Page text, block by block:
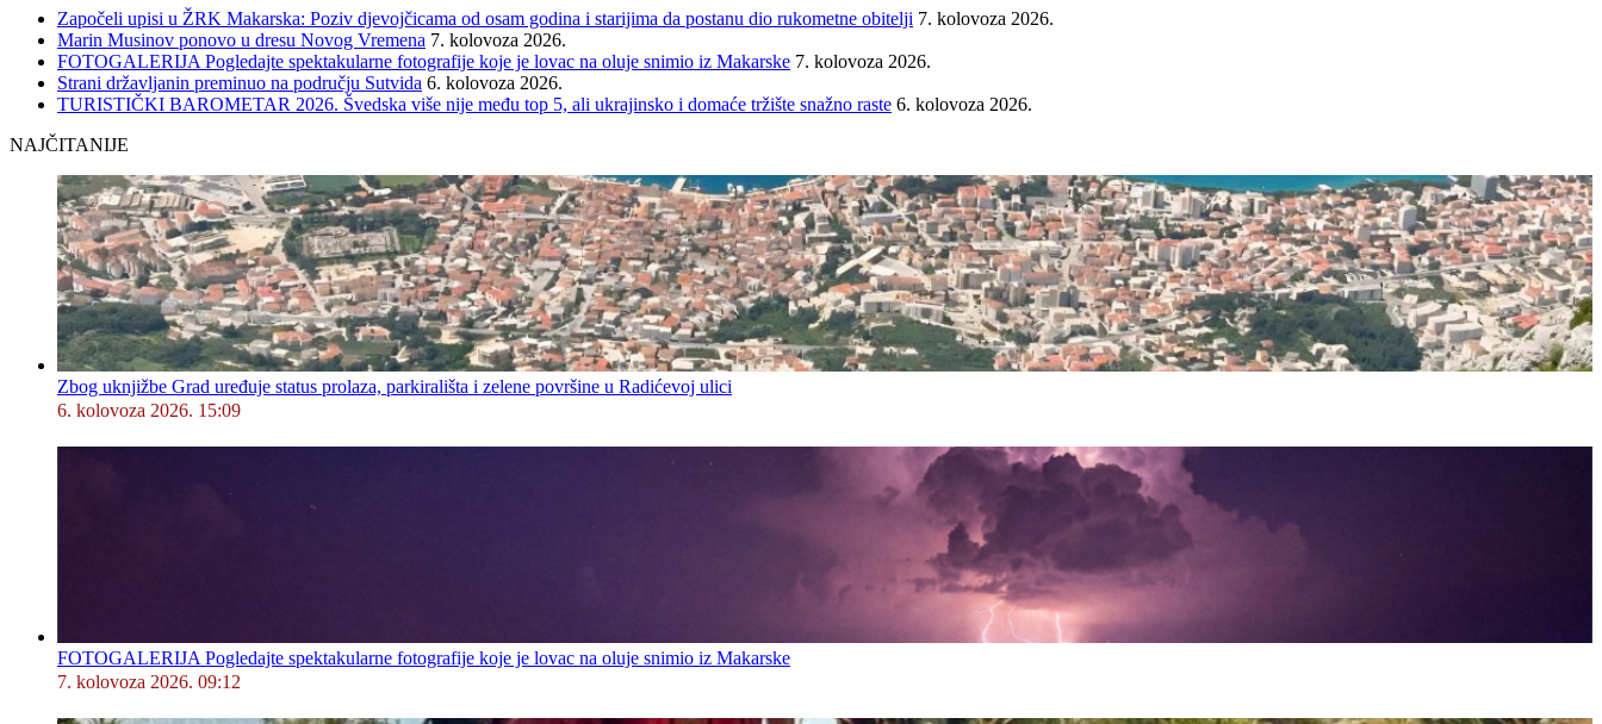
Započeli upisi u ŽRK Makarska: Poziv djevojčicama od osam godina i starijima da postanu dio rukometne obitelji 7. kolovoza 2026.
Marin Musinov ponovo u dresu Novog Vremena 7. kolovoza 2026.
FOTOGALERIJA Pogledajte spektakularne fotografije koje je lovac na oluje snimio iz Makarske 7. kolovoza 2026.
Strani državljanin preminuo na području Sutvida 6. kolovoza 2026.
TURISTIČKI BAROMETAR 2026. Švedska više nije među top 5, ali ukrajinsko i domaće tržište snažno raste 6. kolovoza 2026.
NAJČITANIJE
Zbog uknjižbe Grad uređuje status prolaza, parkirališta i zelene površine u Radićevoj ulici
6. kolovoza 2026. 15:09
FOTOGALERIJA Pogledajte spektakularne fotografije koje je lovac na oluje snimio iz Makarske
7. kolovoza 2026. 09:12